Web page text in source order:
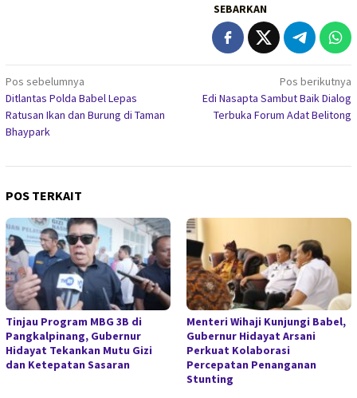
SEBARKAN
Navigasi
pos
Pos sebelumnya
Ditlantas Polda Babel Lepas
Ratusan Ikan dan Burung di Taman
Bhaypark
Pos berikutnya
Edi Nasapta Sambut Baik Dialog
Terbuka Forum Adat Belitong
POS TERKAIT
Tinjau Program MBG 3B di
Pangkalpinang, Gubernur
Hidayat Tekankan Mutu Gizi
dan Ketepatan Sasaran
Menteri Wihaji Kunjungi Babel,
Gubernur Hidayat Arsani
Perkuat Kolaborasi
Percepatan Penanganan
Stunting